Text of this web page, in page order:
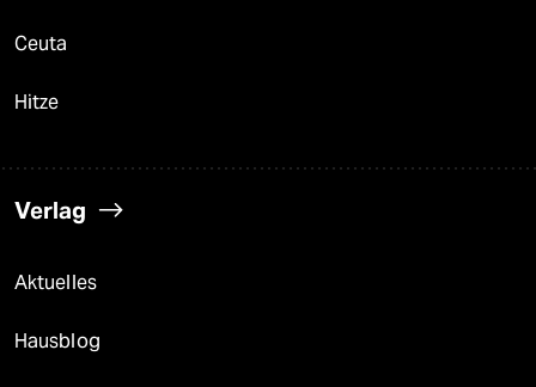
Ceuta
Hitze
Verlag
Aktuelles
Hausblog